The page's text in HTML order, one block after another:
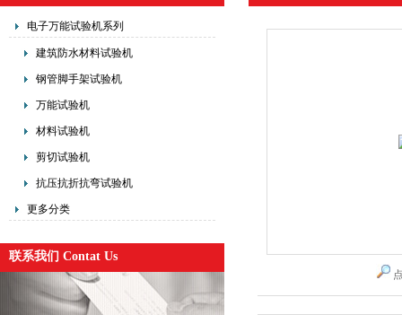
电子万能试验机系列
建筑防水材料试验机
钢管脚手架试验机
万能试验机
材料试验机
剪切试验机
抗压抗折抗弯试验机
更多分类
联系我们 Contat Us